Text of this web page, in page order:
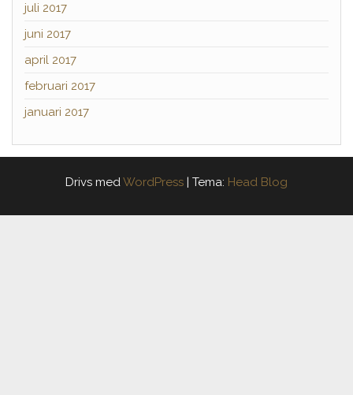
juli 2017
juni 2017
april 2017
februari 2017
januari 2017
Drivs medWordPress | Tema: Head Blog